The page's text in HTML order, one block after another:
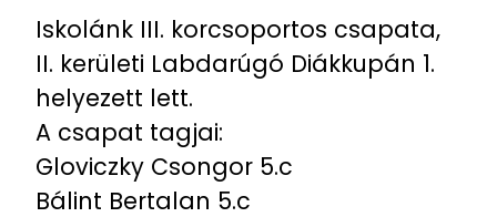
Iskolánk III. korcsoportos csapata,
II. kerületi Labdarúgó Diákkupán 1.
helyezett lett.
A csapat tagjai:
Gloviczky Csongor 5.c
Bálint Bertalan 5.c